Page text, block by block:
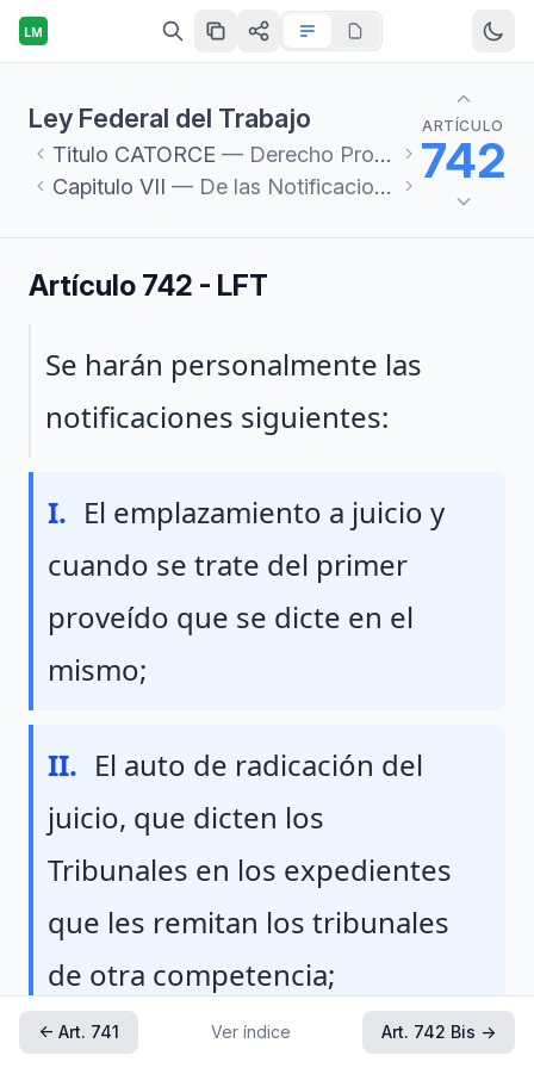
LM
Ley Federal del Trabajo
Titulo CATORCE — Derecho Procesal del Trabajo
Capitulo VII — De las Notificaciones
ARTÍCULO
742
Artículo 742 - LFT
Párrafo 1
Se harán personalmente las
notificaciones siguientes:
Fraccion I
I. El emplazamiento a juicio y
cuando se trate del primer
proveído que se dicte en el
mismo;
Fraccion II
II. El auto de radicación del
juicio, que dicten los
Tribunales en los expedientes
que les remitan los tribunales
de otra competencia;
Fracción reformada DOF 01-05-2019
← Art. 741
Ver índice Art. 742 Bis →